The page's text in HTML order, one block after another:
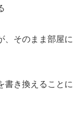
、そのまま部屋に
書き換えることに